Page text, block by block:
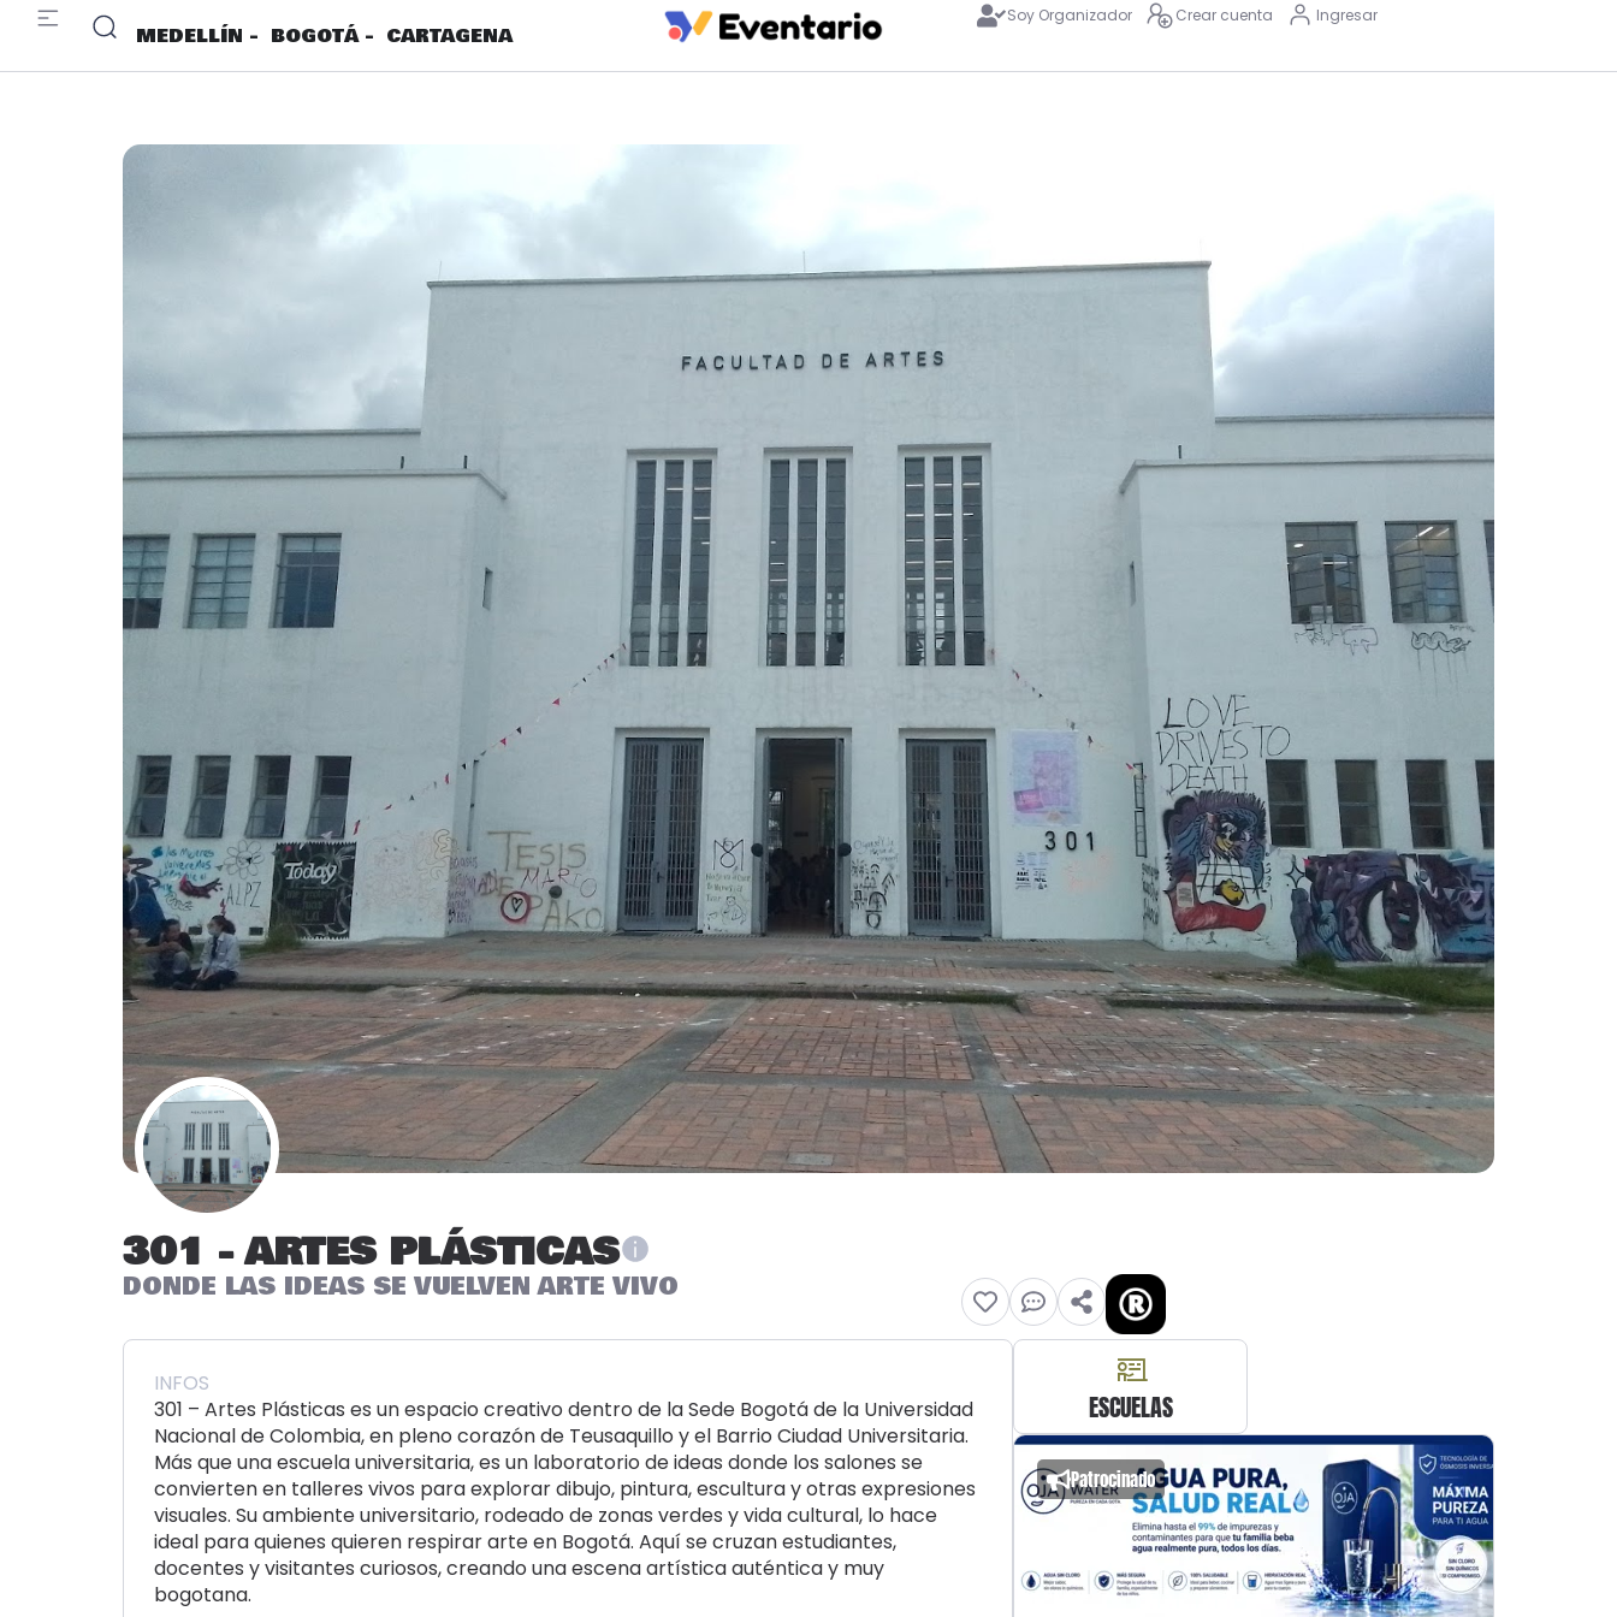
MEDELLÍN - BOGOTÁ - CARTAGENA
Soy Organizador Crear cuenta Ingresar
301 - ARTES PLÁSTICAS
DONDE LAS IDEAS SE VUELVEN ARTE VIVO
INFOS
301 – Artes Plásticas es un espacio creativo dentro de la Sede Bogotá de la Universidad
Nacional de Colombia, en pleno corazón de Teusaquillo y el Barrio Ciudad Universitaria.
Más que una escuela universitaria, es un laboratorio de ideas donde los salones se
convierten en talleres vivos para explorar dibujo, pintura, escultura y otras expresiones
visuales. Su ambiente universitario, rodeado de zonas verdes y vida cultural, lo hace
ideal para quienes quieren respirar arte en Bogotá. Aquí se cruzan estudiantes,
docentes y visitantes curiosos, creando una escena artística auténtica y muy
bogotana.
ESCUELAS
Patrocinado